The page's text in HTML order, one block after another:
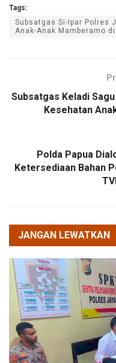
Tags:
Subsatgas Si-Ipar Polres
Anak-Anak Mamberamo
Subsatgas Keladi
Kesehatan
Polda Papua
Ketersediaan Bahan
JANGAN LEWATKAN